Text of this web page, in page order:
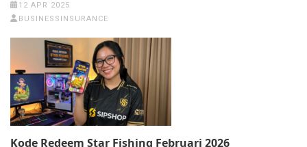
12 APR 2025
BUSINESSINSURANCE
Kode Redeem Star Fishing Februari 2026